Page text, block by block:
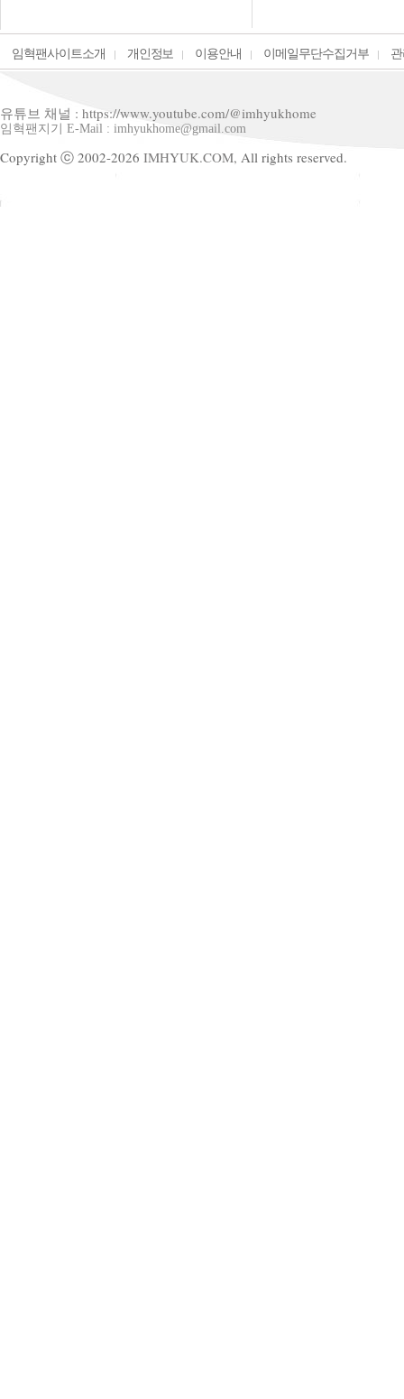
임혁팬사이트소개 개인정보 이용안내 이메일무단수집거부
유튜브 채널 : https://www.youtube.com/@imhyukhome
임혁팬지기 E-Mail : imhyukhome@gmail.com
Copyright ⓒ 2002-2026 IMHYUK.COM, All rights reserved.